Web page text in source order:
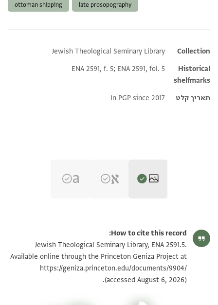
late prosopography
ottoman shipping
Additional metadata
Collection
Jewish Theological Seminary Library
Historical
shelfmarks
ENA 2591, f. 5; ENA 2591, fol. 5
תאריך קלט In PGP since 2017
ENA 2591.5 2 הגדל וסובב
תנאי היתר שימוש בתצלום
How to cite this record:
Jewish Theological Seminary Library, ENA 2591.5.
Available online through the Princeton Geniza Project at
https://geniza.princeton.edu/documents/9904/
(accessed August 6, 2026).